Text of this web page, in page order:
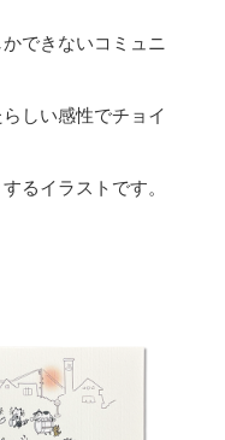
できないコミュニ
しい感性でチョイ
るイラストです。